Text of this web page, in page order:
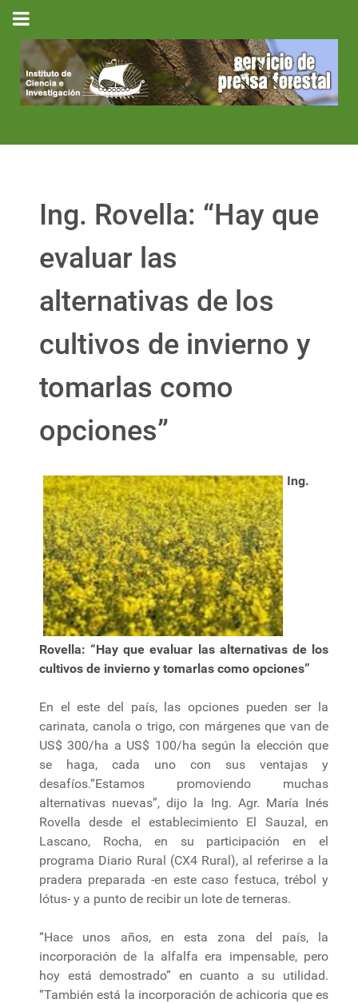
Ing. Rovella: “Hay que
evaluar las
alternativas de los
cultivos de invierno y
tomarlas como
opciones”
Ing.
Rovella: “Hay que evaluar las alternativas de los
cultivos de invierno y tomarlas como opciones”
En el este del país, las opciones pueden ser la
carinata, canola o trigo, con márgenes que van de
US$ 300/ha a US$ 100/ha según la elección que
se haga, cada uno con sus ventajas y
desafíos.“Estamos promoviendo muchas
alternativas nuevas”, dijo la Ing. Agr. María Inés
Rovella desde el establecimiento El Sauzal, en
Lascano, Rocha, en su participación en el
programa Diario Rural (CX4 Rural), al referirse a la
pradera preparada -en este caso festuca, trébol y
lótus- y a punto de recibir un lote de terneras.
“Hace unos años, en esta zona del país, la
incorporación de la alfalfa era impensable, pero
hoy está demostrado” en cuanto a su utilidad.
“También está la incorporación de achicoria que es